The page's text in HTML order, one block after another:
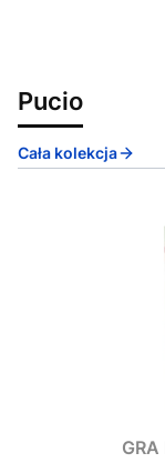
Pucio
Cała kolekcja